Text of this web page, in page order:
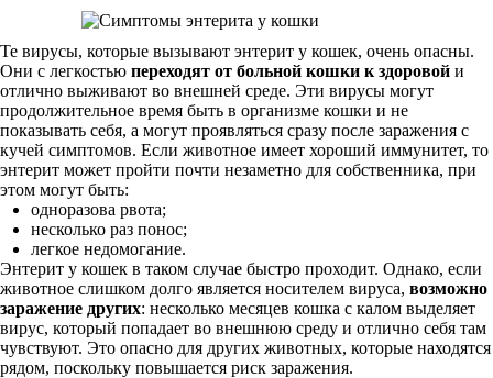
Те вирусы, которые вызывают энтерит у кошек, очень опасны.
Они с легкостью переходят от больной кошки к здоровой и
отлично выживают во внешней среде. Эти вирусы могут
продолжительное время быть в организме кошки и не
показывать себя, а могут проявляться сразу после заражения с
кучей симптомов. Если животное имеет хороший иммунитет, то
энтерит может пройти почти незаметно для собственника, при
этом могут быть:
одноразова рвота;
несколько раз понос;
легкое недомогание.
Энтерит у кошек в таком случае быстро проходит. Однако, если
животное слишком долго является носителем вируса, возможно
заражение других: несколько месяцев кошка с калом выделяет
вирус, который попадает во внешнюю среду и отлично себя там
чувствуют. Это опасно для других животных, которые находятся
рядом, поскольку повышается риск заражения.